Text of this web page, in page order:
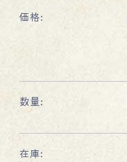
価格:
数量:
在庫: